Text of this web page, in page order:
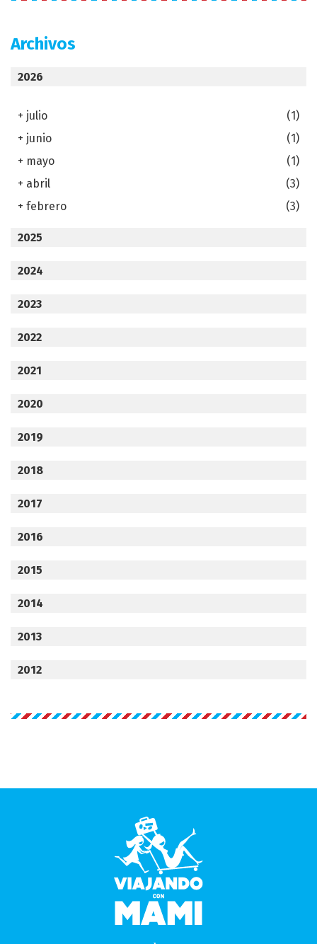
Archivos
2026
+ julio
(1)
+ junio
(1)
+ mayo
(1)
+ abril
(3)
+ febrero (3)
2025
2024
2023
2022
2021
2020
2019
2018
2017
2016
2015
2014
2013
2012